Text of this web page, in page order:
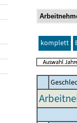
komplett